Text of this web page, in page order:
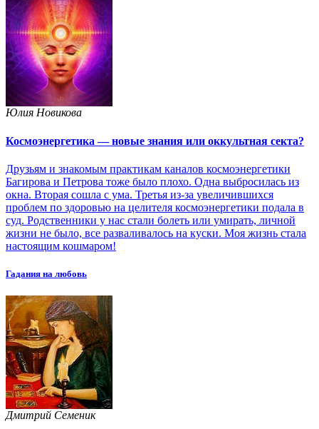
Юлия Новикова
Космоэнергетика — новые знания или оккультная секта?
Друзьям и знакомым практикам каналов космоэнергетики
Багирова и Петрова тоже было плохо. Одна выбросилась из
окна. Вторая сошла с ума. Третья из-за увеличившихся
проблем по здоровью на целителя космоэнергетики подала в
суд. Родственники у нас стали болеть или умирать, личной
жизни не было, все разваливалось на куски. Моя жизнь стала
настоящим кошмаром!
Гадания на любовь
Дмитрий Семеник